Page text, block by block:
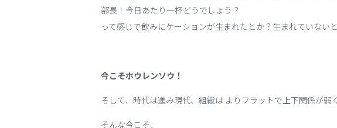
部長！今日あたり一杯どうでしょう？
って感じで飲みにケーションが生まれたとか？生まれていない
今こそホウレンソウ！
そして、時代は進み現代、組織は よりフラットで上下関係が
そんな今こそ、